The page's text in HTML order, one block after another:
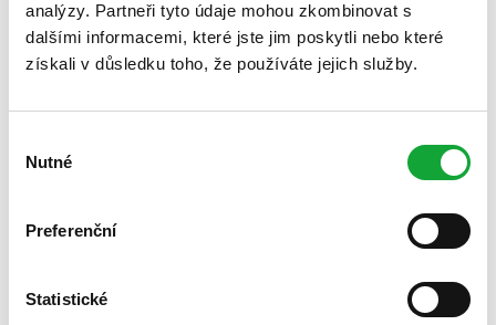
analýzy. Partneři tyto údaje mohou zkombinovat s
dalšími informacemi, které jste jim poskytli nebo které
získali v důsledku toho, že používáte jejich služby.
souhlasu
Nutné
Preferenční
Statistické